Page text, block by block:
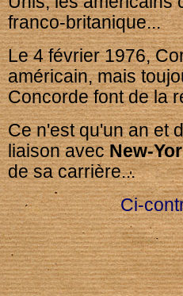
franco-britanique...
Le 4 février 1976,
américain, mais
Concorde font de la
Ce n'est qu'un an et
liaison avecNew-
de sa carrière...
Ci-